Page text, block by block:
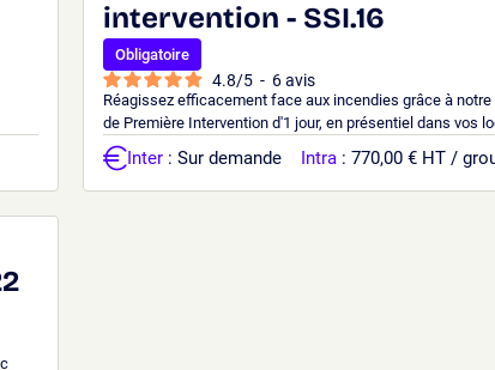
intervention - SSI.16
Obligatoire
4.8/5 - 6avis
Réagissez efficacement face aux incendies grâce à notre
de Première Intervention d'1 jour, en présentiel dans vos
Inter : Sur demande Intra : 770,00 € HT /